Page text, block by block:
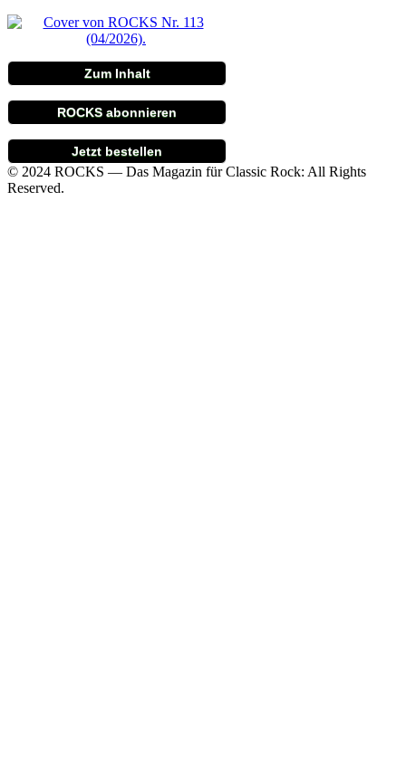
Zum Inhalt
ROCKS abonnieren
Jetzt bestellen
© 2024 ROCKS — Das Magazin für Classic Rock: All Rights
Reserved.